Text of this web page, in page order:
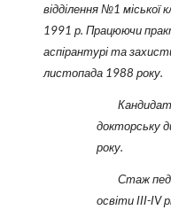
відділення №1 міської
1991 р. Працюючи
аспірантурі та
листопада 1988 року.
Кандидат
докторську
року.
Стаж
освіти ІІІ-ІV